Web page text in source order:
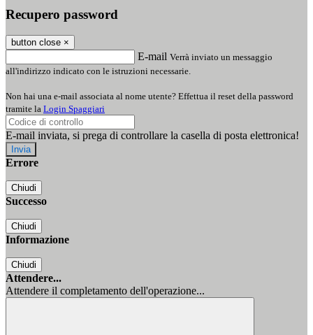
Recupero password
button close ×
E-mail Verrà inviato un messaggio
all'indirizzo indicato con le istruzioni necessarie.
Non hai una e-mail associata al nome utente? Effettua il reset della password
tramite la Login Spaggiari
E-mail inviata, si prega di controllare la casella di posta elettronica!
Errore
Chiudi
Successo
Chiudi
Informazione
Chiudi
Attendere...
Attendere il completamento dell'operazione...